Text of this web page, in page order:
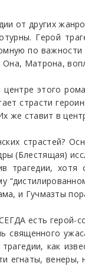
от других
Герой
по
Матрона,
этого
страсти
же ставит в
страстей?
(Блестящая)
трагедии, хотя
и Гучмазты
есть
священного
как
егнаты,